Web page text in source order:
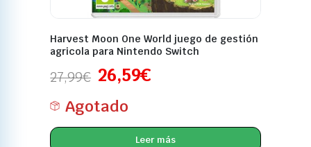
Harvest Moon One World juego de gestión
agricola para Nintendo Switch
27,99€ 26,59€
Agotado
Leer más